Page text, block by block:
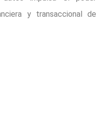
y transaccional de